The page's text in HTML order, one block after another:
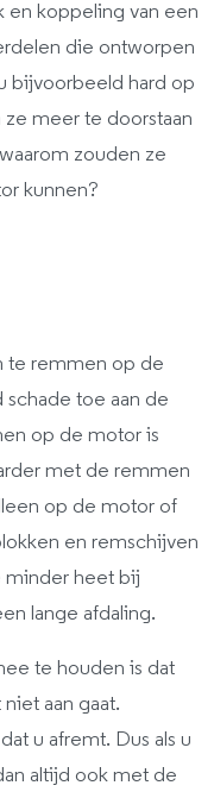
en koppeling van een
die ontworpen
bijvoorbeeld hard op
meer te doorstaan
zouden ze
kunnen?
te remmen op de
toe aan de
op de motor is
met de remmen
op de motor of
en remschijven
minder heet bij
lange afdaling.
te houden is dat
aan gaat.
u afremt. Dus als u
altijd ook met de